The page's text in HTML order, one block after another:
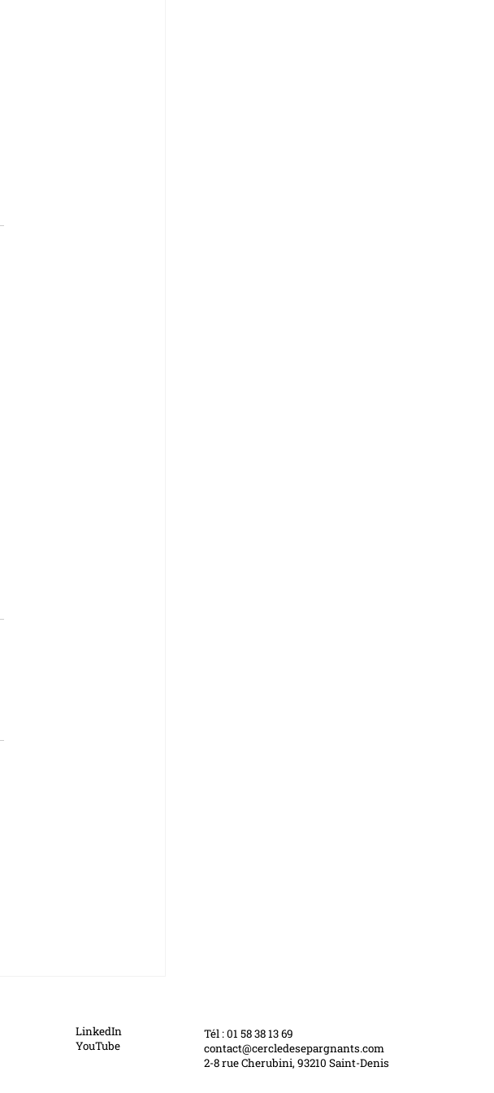
Tél : 01 58 38 13 69
contact@cercledesepargnants.com
2-8 rue Cherubini, 93210 Saint-Denis
LinkedIn
YouTube